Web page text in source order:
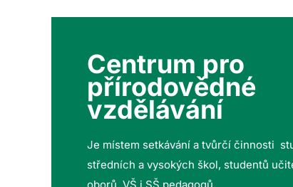
Centrum pro
přírodovědné
vzdělávání
Je místem setkávání a tvůrčí činnosti
středních a vysokých škol, studentů